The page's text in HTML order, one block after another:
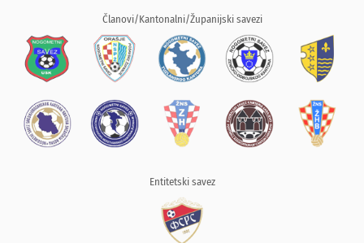
Članovi/Kantonalni/Županijski savezi
Entitetski savez